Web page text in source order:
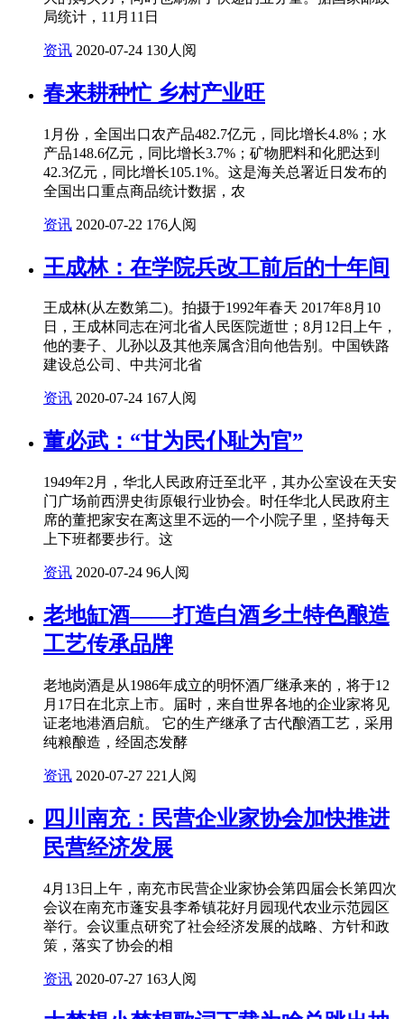
局统计，11月11日
资讯 2020-07-24 130人阅
春来耕种忙 乡村产业旺
1月份，全国出口农产品482.7亿元，同比增长4.8%；水
产品148.6亿元，同比增长3.7%；矿物肥料和化肥达到
42.3亿元，同比增长105.1%。这是海关总署近日发布的
全国出口重点商品统计数据，农
资讯 2020-07-22 176人阅
王成林：在学院兵改工前后的十年间
王成林(从左数第二)。拍摄于1992年春天 2017年8月10
日，王成林同志在河北省人民医院逝世；8月12日上午，
他的妻子、儿孙以及其他亲属含泪向他告别。中国铁路
建设总公司、中共河北省
资讯 2020-07-24 167人阅
董必武：“甘为民仆耻为官”
1949年2月，华北人民政府迁至北平，其办公室设在天安
门广场前西淠史街原银行业协会。时任华北人民政府主
席的董把家安在离这里不远的一个小院子里，坚持每天
上下班都要步行。这
资讯 2020-07-24 96人阅
老地缸酒——打造白酒乡土特色酿造
工艺传承品牌
老地岗酒是从1986年成立的明怀酒厂继承来的，将于12
月17日在北京上市。届时，来自世界各地的企业家将见
证老地港酒启航。 它的生产继承了古代酿酒工艺，采用
纯粮酿造，经固态发酵
资讯 2020-07-27 221人阅
四川南充：民营企业家协会加快推进
民营经济发展
4月13日上午，南充市民营企业家协会第四届会长第四次
会议在南充市蓬安县李希镇花好月园现代农业示范园区
举行。会议重点研究了社会经济发展的战略、方针和政
策，落实了协会的相
资讯 2020-07-27 163人阅